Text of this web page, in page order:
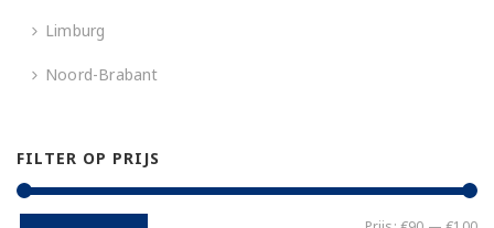
Limburg
Noord-Brabant
FILTER OP PRIJS